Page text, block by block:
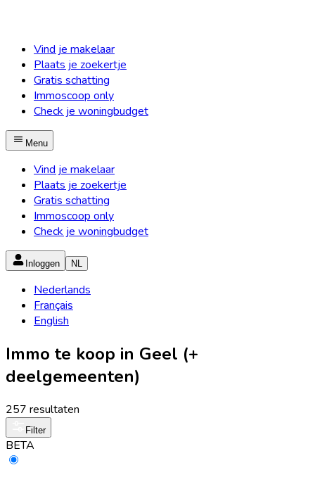
Vind je makelaar
Plaats je zoekertje
Gratis schatting
Immoscoop only
Check je woningbudget
Menu
Vind je makelaar
Plaats je zoekertje
Gratis schatting
Immoscoop only
Check je woningbudget
Inloggen NL
Nederlands
Français
English
Immo te koop in Geel (+
deelgemeenten)
257 resultaten
Filter
BETA